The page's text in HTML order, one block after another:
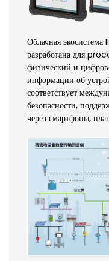
Облачная
разработана для
физический и
информации об
соответствует
безопасности,
через смартфоны,